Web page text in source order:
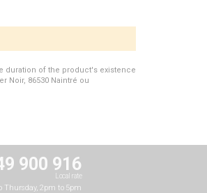
duration of the product's existence
Noir, 86530 Naintré ou
900 916
Local rate
Thursday, 2pm to 5pm